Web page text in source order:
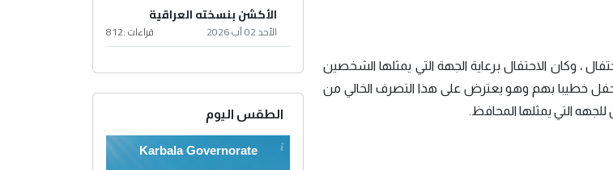
، وكان الاحتفال برعاية الجهة التي يمثلها الشخصين
خطيبا بهم وهو يعترض على هذا التصرف الخالي من
التي يمثلها المحافظ.
الأكشن بنسخته العراقية
الأحد 02 آب 2026 قراءات :812
الطقس اليوم
Karbala Governorate